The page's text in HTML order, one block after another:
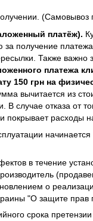
(Самовывоз
платёж).
за получение
Также важно
платежа
150 грн на
вычитается из
В случае отказа от
покрывает расходы
в течение
о
"О защите прав
срока